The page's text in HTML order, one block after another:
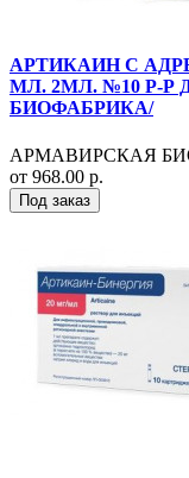
АРТИКАИН С
МЛ. 2МЛ. №10 Р-Р
БИОФАБРИКА/
АРМАВИРСКАЯ
от 968.00 р.
Под заказ